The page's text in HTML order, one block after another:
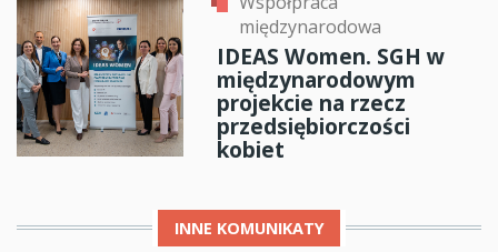
międzynarodowa
IDEAS Women. SGH w
międzynarodowym
projekcie na rzecz
przedsiębiorczości
kobiet
INNE KOMUNIKATY